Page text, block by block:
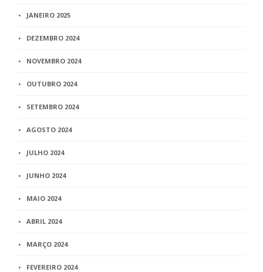
JANEIRO 2025
DEZEMBRO 2024
NOVEMBRO 2024
OUTUBRO 2024
SETEMBRO 2024
AGOSTO 2024
JULHO 2024
JUNHO 2024
MAIO 2024
ABRIL 2024
MARÇO 2024
FEVEREIRO 2024